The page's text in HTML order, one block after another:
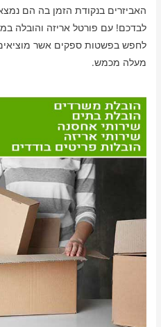
האביזרים בנקודת הזמן בה הם
לבדכם! עם פורטל אריזה והובלה
לחפש בפשטות ספקים אשר מוציאים
מעלה מכמש.